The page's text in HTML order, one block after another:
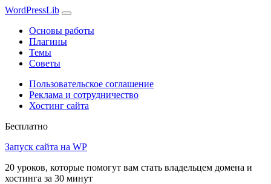
WordPressLib
Основы работы
Плагины
Темы
Советы
Пользовательское соглашение
Реклама и сотрудничество
Хостинг сайта
Бесплатно
Запуск сайта на WP
20 уроков, которые помогут вам стать владельцем домена и
хостинга за 30 минут